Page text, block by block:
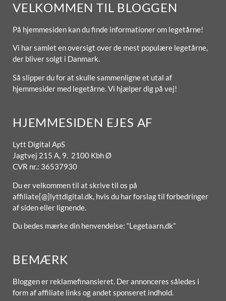
VELKOMMEN TIL BLOGGEN
På hjemmesiden kan du finde informationer om legetårne!
Vi har samlet en oversigt over de mest populære legetårne,
der bliver solgt i Danmark.
Så slipper du for at skulle sammenligne et utal af
hjemmesider med legetårne. Vi hjælper dig på vej!
HJEMMESIDEN EJES AF
Lytt Digital ApS
Jagtvej 215 A, 9. 2100 Kbh Ø
CVR nr.: 36537930
Du er velkommen til at skrive til os på
affiliate[@]lyttdigital.dk, hvis du har forslag til forbedringer
af siden eller lignende.
Du bedes mærke din henvendelse: “Legetaarn.dk”
BEMÆRK
Bloggen er reklamefinansieret. Der annonceres således i
form af affiliate links og andet sponseret indhold.